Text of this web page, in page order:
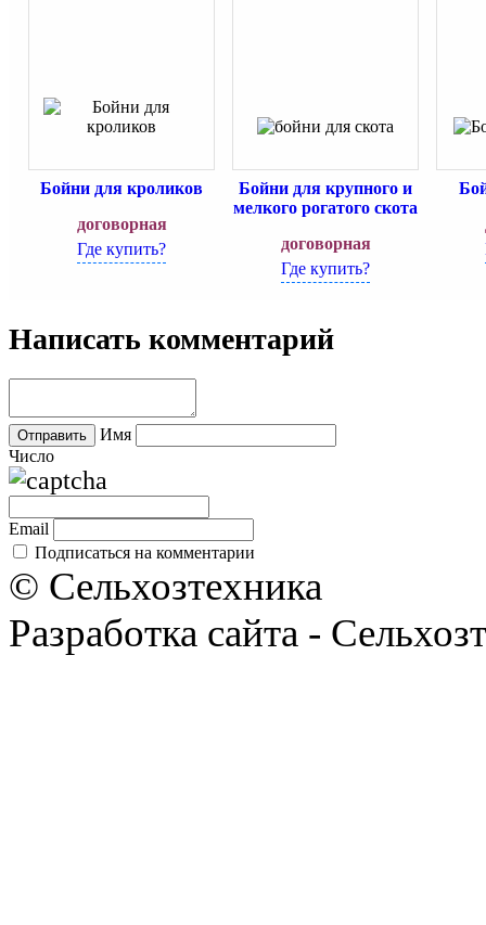
Бойни для кроликов
договорная
Где купить?
Бойни для крупного и
мелкого рогатого скота
договорная
Где купить?
Написать комментарий
Имя
Число
Email
Подписаться на комментарии
© Сельхозтехника
Разработка сайта -